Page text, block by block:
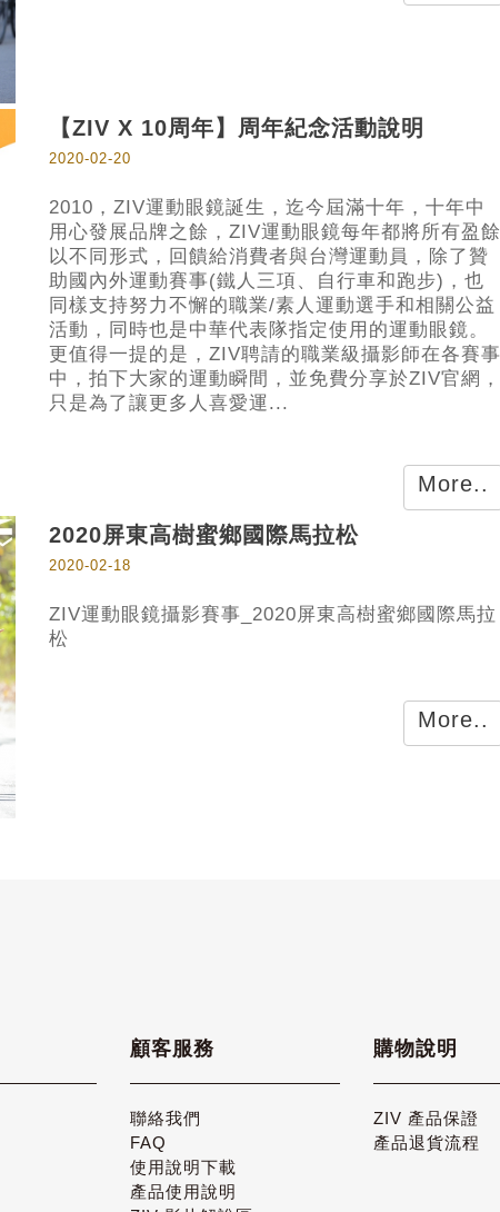
【ZIV X 10周年】周年紀念活動說明
2020-02-20
2010，ZIV運動眼鏡誕生，迄今屆滿十年，十年中
用心發展品牌之餘，ZIV運動眼鏡每年都將所有盈餘
以不同形式，回饋給消費者與台灣運動員，除了贊
助國內外運動賽事(鐵人三項、自行車和跑步)，也
同樣支持努力不懈的職業/素人運動選手和相關公益
活動，同時也是中華代表隊指定使用的運動眼鏡。
更值得一提的是，ZIV聘請的職業級攝影師在各賽事
中，拍下大家的運動瞬間，並免費分享於ZIV官網，
只是為了讓更多人喜愛運...
More..
2020屏東高樹蜜鄉國際馬拉松
2020-02-18
ZIV運動眼鏡攝影賽事_2020屏東高樹蜜鄉國際馬拉
松
More..
顧客服務
聯絡我們
FAQ
使用說明下載
產品使用說明
購物說明
ZIV 產品保證
產品退貨流程